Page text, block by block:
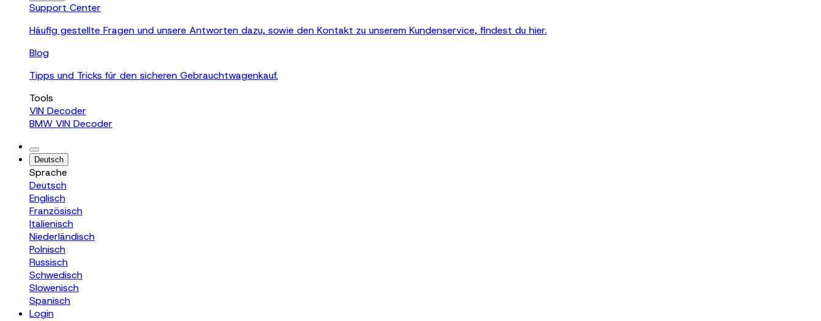
Support Center
Häufig gestellte Fragen und unsere Antworten dazu, sowie den Kontakt zu unserem Kundenservice, findest du hier.
Blog
Tipps und Tricks für den sicheren Gebrauchtwagenkauf.
Tools
VIN Decoder
BMW VIN Decoder
Deutsch
Sprache
Deutsch
Englisch
Französisch
Italienisch
Niederländisch
Polnisch
Russisch
Schwedisch
Slowenisch
Spanisch
Login